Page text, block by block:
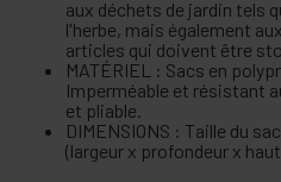
aux déchets de jardin tels
l'herbe, mais également
articles qui doivent être
MATÉRIEL : Sacs en
Imperméable et résistant
et pliable.
DIMENSIONS : Taille du
(largeur x profondeur x